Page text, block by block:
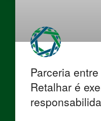
Parceria
Retalhar é